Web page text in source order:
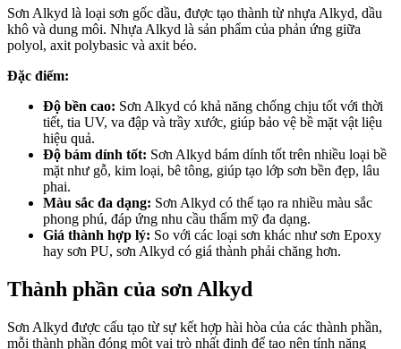
Sơn Alkyd là loại sơn gốc dầu, được tạo thành từ nhựa Alkyd, dầu
khô và dung môi. Nhựa Alkyd là sản phẩm của phản ứng giữa
polyol, axit polybasic và axit béo.
Đặc điểm:
Độ bền cao: Sơn Alkyd có khả năng chống chịu tốt với thời
tiết, tia UV, va đập và trầy xước, giúp bảo vệ bề mặt vật liệu
hiệu quả.
Độ bám dính tốt: Sơn Alkyd bám dính tốt trên nhiều loại bề
mặt như gỗ, kim loại, bê tông, giúp tạo lớp sơn bền đẹp, lâu
phai.
Màu sắc đa dạng: Sơn Alkyd có thể tạo ra nhiều màu sắc
phong phú, đáp ứng nhu cầu thẩm mỹ đa dạng.
Giá thành hợp lý: So với các loại sơn khác như sơn Epoxy
hay sơn PU, sơn Alkyd có giá thành phải chăng hơn.
Thành phần của sơn Alkyd
Sơn Alkyd được cấu tạo từ sự kết hợp hài hòa của các thành phần,
mỗi thành phần đóng một vai trò nhất định để tạo nên tính năng